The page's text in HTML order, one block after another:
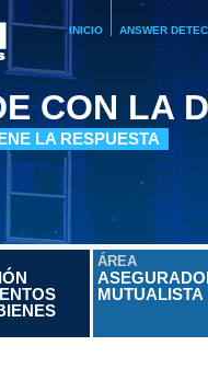
INICIO ANSWER
CON LA
LA RESPUESTA
ÁREA
MUTUALISTA